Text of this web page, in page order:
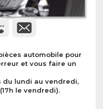
automobile pour
et vous faire un
du lundi au vendredi,
le vendredi).